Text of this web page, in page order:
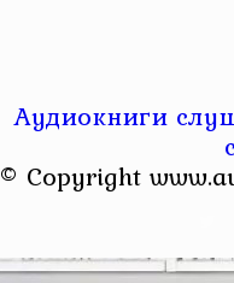
Аудиокниги
© Copyright